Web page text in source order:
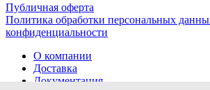
Публичная оферта
Политика обработки персональных
конфиденциальности
О компании
Доставка
Документация